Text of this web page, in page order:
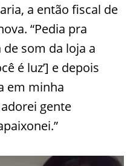
a então fiscal de
“Pedia pra
som da loja a
é luz’] e depois
em minha
gente